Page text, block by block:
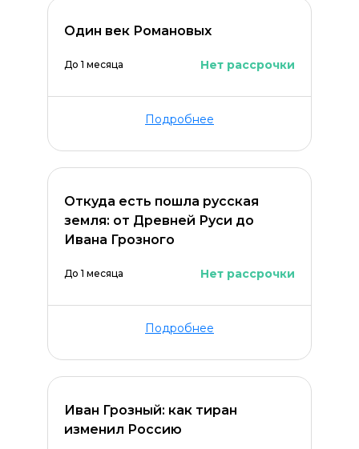
Один век Романовых
До 1 месяца Нет рассрочки
Подробнее
Откуда есть пошла русская
земля: от Древней Руси до
Ивана Грозного
До 1 месяца Нет рассрочки
Подробнее
Иван Грозный: как тиран
изменил Россию